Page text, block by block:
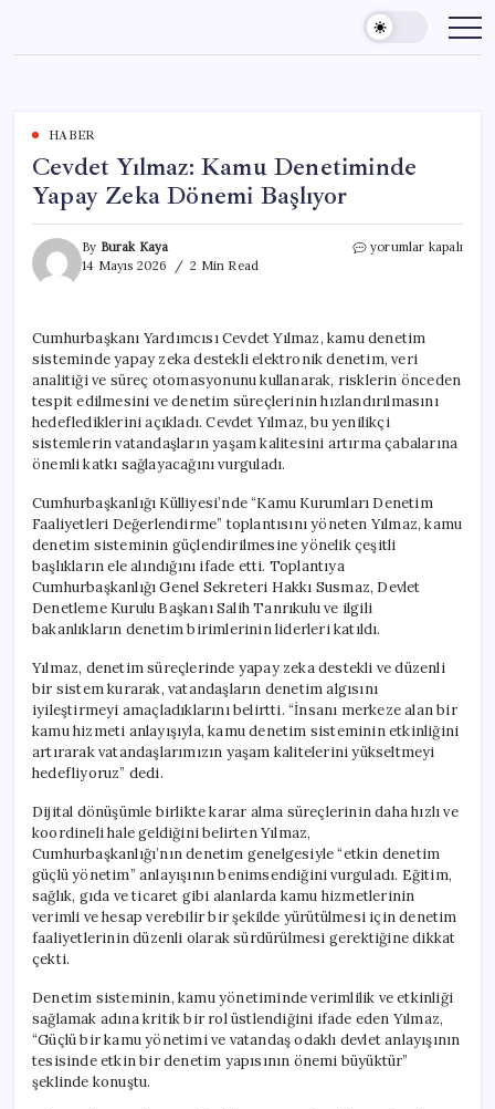
content
HABER
Cevdet Yılmaz: Kamu Denetiminde
Yapay Zeka Dönemi Başlıyor
By Burak Kaya
14 Mayıs 2026
2 Min Read
Cevdet
Zeka
Dönemi
Başlıyor
için
yorumlar kapalı
Cumhurbaşkanı Yardımcısı Cevdet Yılmaz, kamu denetim
sisteminde yapay zeka destekli elektronik denetim, veri
analitiği ve süreç otomasyonunu kullanarak, risklerin önceden
tespit edilmesini ve denetim süreçlerinin hızlandırılmasını
hedeflediklerini açıkladı. Cevdet Yılmaz, bu yenilikçi
sistemlerin vatandaşların yaşam kalitesini artırma çabalarına
önemli katkı sağlayacağını vurguladı.
Cumhurbaşkanlığı Külliyesi’nde “Kamu Kurumları Denetim
Faaliyetleri Değerlendirme” toplantısını yöneten Yılmaz, kamu
denetim sisteminin güçlendirilmesine yönelik çeşitli
başlıkların ele alındığını ifade etti. Toplantıya
Cumhurbaşkanlığı Genel Sekreteri Hakkı Susmaz, Devlet
Denetleme Kurulu Başkanı Salih Tanrıkulu ve ilgili
bakanlıkların denetim birimlerinin liderleri katıldı.
Yılmaz, denetim süreçlerinde yapay zeka destekli ve düzenli
bir sistem kurarak, vatandaşların denetim algısını
iyileştirmeyi amaçladıklarını belirtti. “İnsanı merkeze alan bir
kamu hizmeti anlayışıyla, kamu denetim sisteminin etkinliğini
artırarak vatandaşlarımızın yaşam kalitelerini yükseltmeyi
hedefliyoruz” dedi.
Dijital dönüşümle birlikte karar alma süreçlerinin daha hızlı ve
koordineli hale geldiğini belirten Yılmaz,
Cumhurbaşkanlığı’nın denetim genelgesiyle “etkin denetim
güçlü yönetim” anlayışının benimsendiğini vurguladı. Eğitim,
sağlık, gıda ve ticaret gibi alanlarda kamu hizmetlerinin
verimli ve hesap verebilir bir şekilde yürütülmesi için denetim
faaliyetlerinin düzenli olarak sürdürülmesi gerektiğine dikkat
çekti.
Denetim sisteminin, kamu yönetiminde verimlilik ve etkinliği
sağlamak adına kritik bir rol üstlendiğini ifade eden Yılmaz,
“Güçlü bir kamu yönetimi ve vatandaş odaklı devlet anlayışının
tesisinde etkin bir denetim yapısının önemi büyüktür”
şeklinde konuştu.